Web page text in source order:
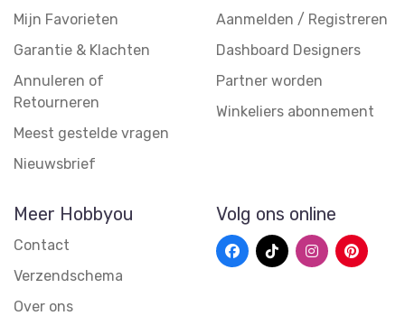
Mijn Favorieten
Garantie & Klachten
Annuleren of
Retourneren
Meest gestelde vragen
Nieuwsbrief
Aanmelden / Registreren
Dashboard Designers
Partner worden
Winkeliers abonnement
Meer Hobbyou
Contact
Verzendschema
Over ons
Volg ons online